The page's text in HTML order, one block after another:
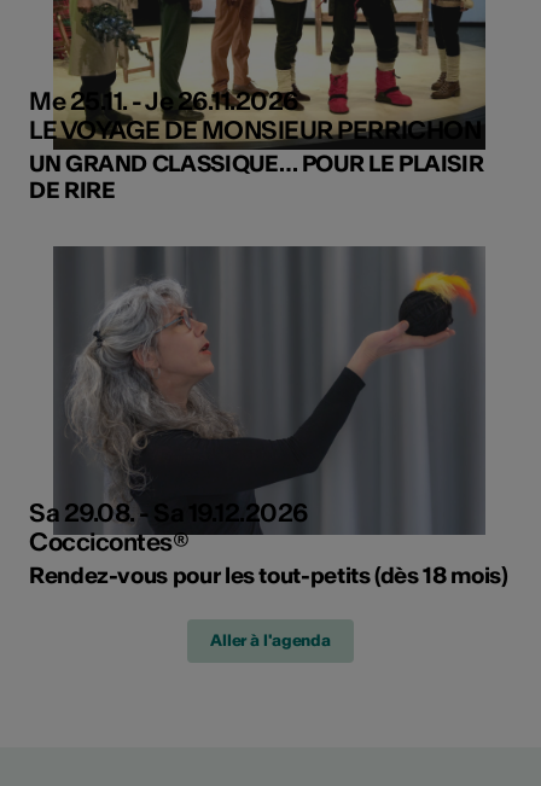
Me 25.11. - Je 26.11.2026
LE VOYAGE DE MONSIEUR PERRICHON
UN GRAND CLASSIQUE… POUR LE PLAISIR
DE RIRE
Sa 29.08. - Sa 19.12.2026
Coccicontes®
Rendez-vous pour les tout-petits (dès 18 mois)
Aller à l'agenda